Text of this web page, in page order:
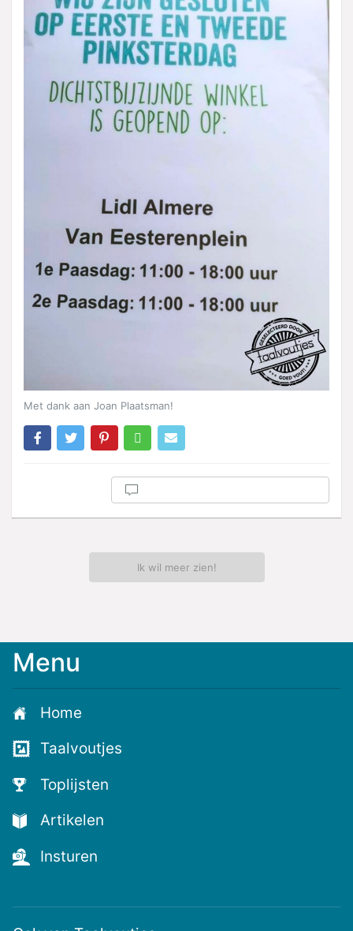
Met dank aan Joan Plaatsman!
Ik wil meer zien!
Meld
voor
de
nieuwste
voutjes
en
de
voutste
nieuwtjes!
Menu
Home
Taalvoutjes
Toplijsten
Artikelen
Insturen